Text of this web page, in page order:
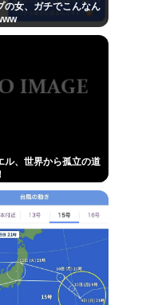
の女、ガチでこんなん
ル、世界から孤立の道